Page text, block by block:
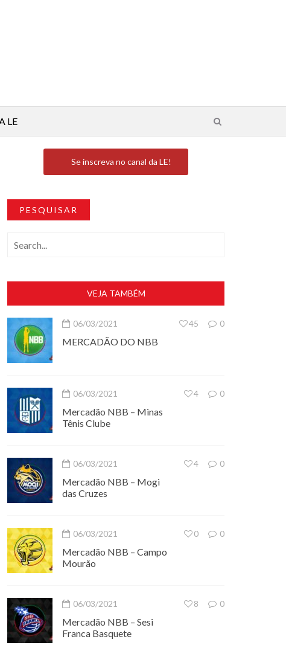
LE
Se inscreva no canal da LE!
PESQUISAR
VEJA TAMBÉM
06/03/2021 0
45
MERCADÃO DO NBB
06/03/2021 0
4
Mercadão NBB – Minas
Tênis Clube
06/03/2021 0
4
Mercadão NBB – Mogi
das Cruzes
06/03/2021 0
0
Mercadão NBB – Campo
Mourão
06/03/2021 0
8
Mercadão NBB – Sesi
Franca Basquete